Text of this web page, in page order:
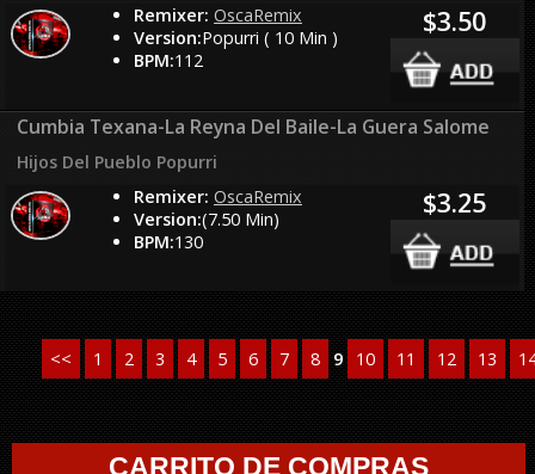
Remixer: OscaRemix
Version:Popurri ( 10 Min )
BPM:112
$3.50
Cumbia Texana-La Reyna Del Baile-La Guera Salome
Hijos Del Pueblo Popurri
Remixer: OscaRemix
Version:(7.50 Min)
BPM:130
$3.25
<< 1 2 3 4 5 6 7 8 9 10 11 12 13
CARRITO DE COMPRAS